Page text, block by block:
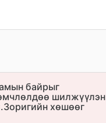
байрыг
шилжүүлэн
хөшөөг